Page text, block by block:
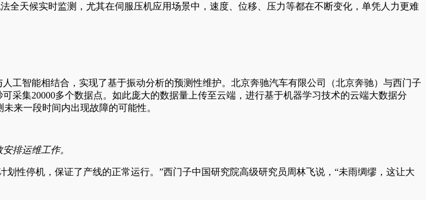
全天候实时监测，尤其在伺服压机应用场景中，速度、位移、压力等都在不断变化，单凭人力更难
工智能相结合，实现了基于振动分析的预测性维护。北京奔驰汽车有限公司（北京奔驰）与西门子
采集20000多个数据点。如此庞大的数据量上传至云端，进行基于机器学习技术的云端大数据分
来一段时间内出现故障的可能性。
排运维工作。
性停机，保证了产线的正常运行。”西门子中国研究院高级研究员周林飞说，“未雨绸缪，这让大